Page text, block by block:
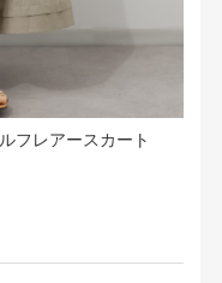
フレアースカート